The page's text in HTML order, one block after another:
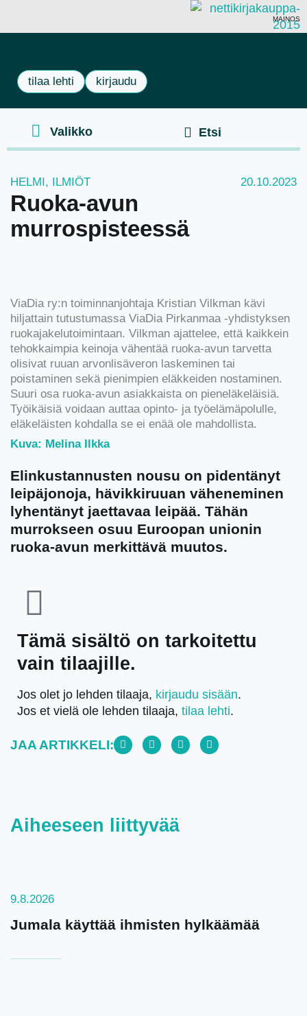
MAINOS
tilaa lehti kirjaudu
HELMI, ILMIÖT 20.10.2023
Ruoka-avun
murrospisteessä
ViaDia ry:n toiminnanjohtaja Kristian Vilkman kävi
hiljattain tutustumassa ViaDia Pirkanmaa -yhdistyksen
ruokajakelutoimintaan. Vilkman ajattelee, että kaikkein
tehokkaimpia keinoja vähentää ruoka-avun tarvetta
olisivat ruuan arvonlisäveron laskeminen tai
poistaminen sekä pienimpien eläkkeiden nostaminen.
Suuri osa ruoka-avun asiakkaista on pieneläkeläisiä.
Työikäisiä voidaan auttaa opinto- ja työelämäpolulle,
eläkeläisten kohdalla se ei enää ole mahdollista.
Kuva: Melina Ilkka
Elinkustannusten nousu on pidentänyt
leipäjonoja, hävikkiruuan väheneminen
lyhentänyt jaettavaa leipää. Tähän
murrokseen osuu Euroopan unionin
ruoka-avun merkittävä muutos.
Tämä sisältö on tarkoitettu
vain tilaajille.
Jos olet jo lehden tilaaja, kirjaudu sisään.
Jos et vielä ole lehden tilaaja, tilaa lehti.
JAA ARTIKKELI:
Aiheeseen liittyvää
9.8.2026
Jumala käyttää ihmisten hylkäämää